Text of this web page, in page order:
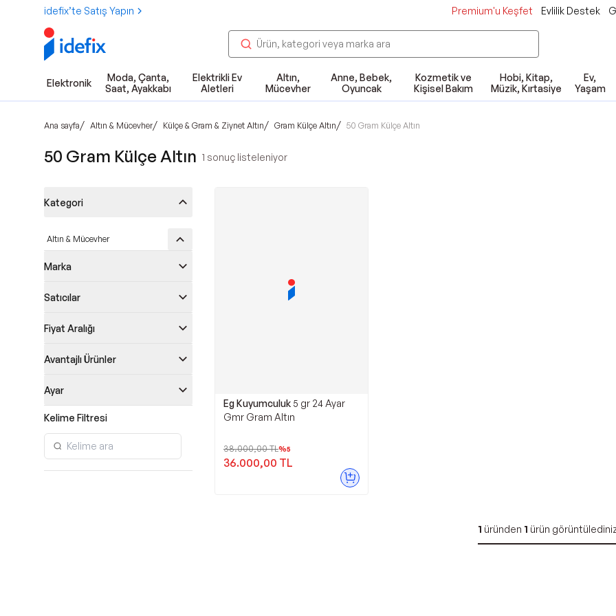
idefix’te Satış Yapın Premium'u Keşfet Evlilik Destek
Elektronik
Moda, Çanta,
Saat, Ayakkabı
Elektrikli Ev
Aletleri
Altın,
Mücevher
Anne, Bebek,
Oyuncak
Kozmetik ve
Kişisel Bakım
Hobi, Kitap,
Müzik, Kırtasiye
Ev,
Yaşam
Ana sayfa/ Altın & Mücevher/ Külçe & Gram & Ziynet Altın/ Gram Külçe Altın/ 50 Gram Külçe Altın
50 Gram Külçe Altın 1 sonuç listeleniyor
Kategori
Altın & Mücevher
Marka
Satıcılar
Fiyat Aralığı
Avantajlı Ürünler
Ayar
Kelime Filtresi
Eg Kuyumculuk 5 gr 24 Ayar
Gmr Gram Altın
38.000,00TL%5
36.000,00 TL
1 üründen 1 ürün